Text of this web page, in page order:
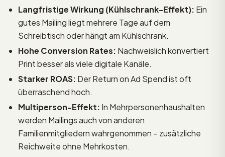
Langfristige Wirkung (Kühlschrank-Effekt): Ein
gutes Mailing liegt mehrere Tage auf dem
Schreibtisch oder hängt am Kühlschrank.
Hohe Conversion Rates: Nachweislich konvertiert
Print besser als viele digitale Kanäle.
Starker ROAS: Der Return on Ad Spend ist oft
überraschend hoch.
Multiperson-Effekt: In Mehrpersonenhaushalten
werden Mailings auch von anderen
Familienmitgliedern wahrgenommen – zusätzliche
Reichweite ohne Mehrkosten.